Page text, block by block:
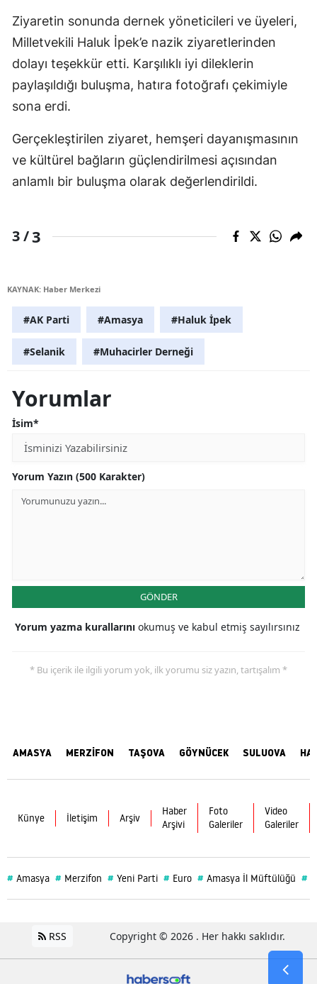
Ziyaretin sonunda dernek yöneticileri ve üyeleri,
Milletvekili Haluk İpek’e nazik ziyaretlerinden
dolayı teşekkür etti. Karşılıklı iyi dileklerin
paylaşıldığı buluşma, hatıra fotoğrafı çekimiyle
sona erdi.
Gerçekleştirilen ziyaret, hemşeri dayanışmasının
ve kültürel bağların güçlendirilmesi açısından
anlamlı bir buluşma olarak değerlendirildi.
3 /3
KAYNAK: Haber Merkezi
#AK Parti #Amasya #Haluk İpek
#Selanik #Muhacirler Derneği
Yorumlar
İsim*
Yorum Yazın (500 Karakter)
GÖNDER
Yorum yazma kurallarını okumuş ve kabul etmiş sayılırsınız
* Bu içerik ile ilgili yorum yok, ilk yorumu siz yazın, tartışalım *
AMASYA MERZİFON TAŞOVA GÖYNÜCEK SULUOVA
Künye İletişim Arşiv
Haber
Arşivi
Foto
Galeriler
Video
Galeriler
# Amasya # Merzifon # Yeni Parti # Euro # Amasya İl Müftülüğü #
RSS Copyright © 2026 . Her hakkı saklıdır.